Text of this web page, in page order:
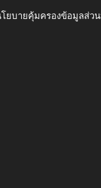
ยบายคุ้มครองข้อมูลส่ว